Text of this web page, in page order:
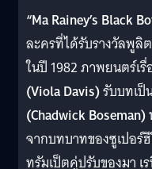
“Ma Rainey’s Black
ละครที่ได้รับรางวัลพูลิ
ในปี 1982 ภาพยนตร์เ
(Viola Davis)รับบทเป็
(Chadwick Boseman)
จากบทบาทของซูเปอร์ฮี
ทรัมเป็ตคู่ปรับของมา เ